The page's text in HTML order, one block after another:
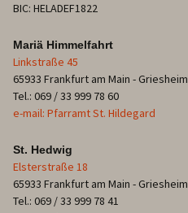
BIC: HELADEF1822
Mariä Himmelfahrt
Linkstraße 45
65933 Frankfurt am Main - Griesheim
Tel.: 069 / 33 999 78 60
e-mail: Pfarramt St. Hildegard
St. Hedwig
Elsterstraße 18
65933 Frankfurt am Main - Griesheim
Tel.: 069 / 33 999 78 41